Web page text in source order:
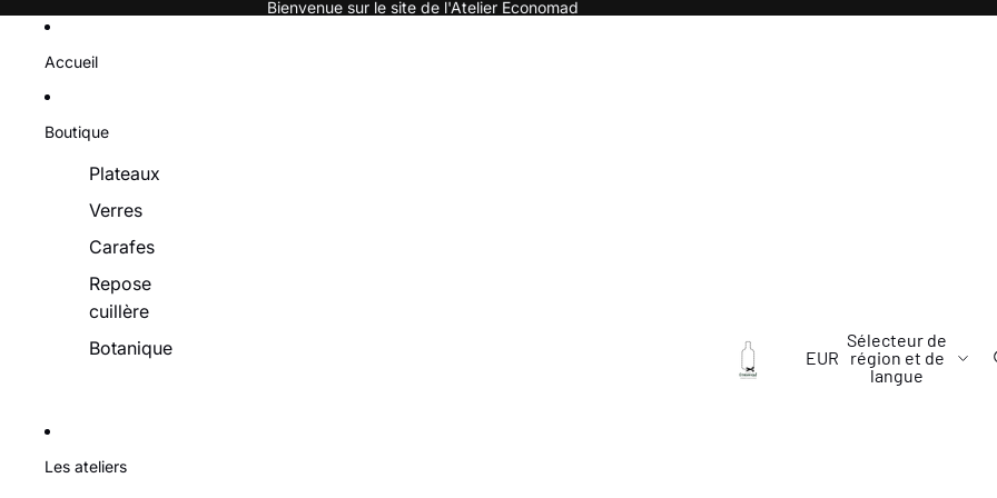
Bienvenue sur le site de l'Atelier Economad
Accueil
Boutique
Plateaux
Verres
Carafes
Repose
cuillère
Botanique
Les ateliers
EUR
Sélecteur de
région et de
langue